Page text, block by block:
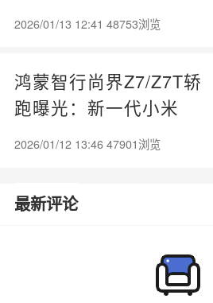
2026/01/13 12:41 48753浏览
鸿蒙智行尚界Z7/Z7T轿
跑曝光：新一代小米
2026/01/12 13:46 47901浏览
最新评论